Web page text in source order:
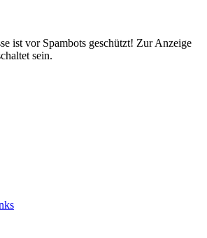
ist vor Spambots geschützt! Zur Anzeige
sein.